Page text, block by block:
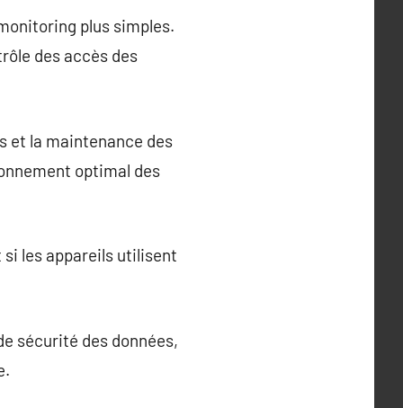
plus simples.
des accès des
et la maintenance des
optimal des
si les appareils utilisent
sécurité des données,